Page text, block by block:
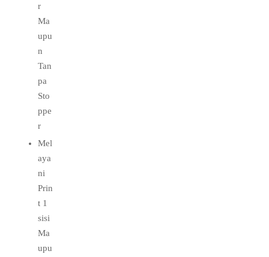
r
Ma
upu
n
Tan
pa
Sto
ppe
r
Mel
aya
ni
Prin
t 1
sisi
Ma
upu